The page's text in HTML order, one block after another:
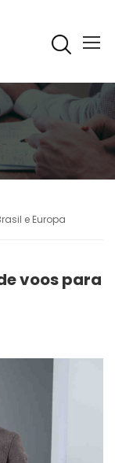
e Europa
voos para